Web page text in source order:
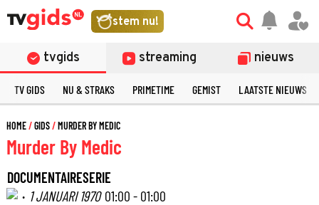
stem nu!
tvgids streaming nieuws
TV GIDS NU & STRAKS PRIMETIME GEMIST LAATSTE NIEUWS
HOME GIDS MURDER BY MEDIC
Murder By Medic
DOCUMENTAIRESERIE
· 1 JANUARI 1970 01:00 - 01:00